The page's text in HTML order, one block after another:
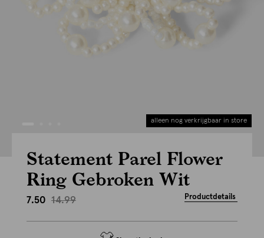
alleen nog verkrijgbaar in store
Statement Parel Flower
Ring Gebroken Wit
7.50 14.99 Productdetails